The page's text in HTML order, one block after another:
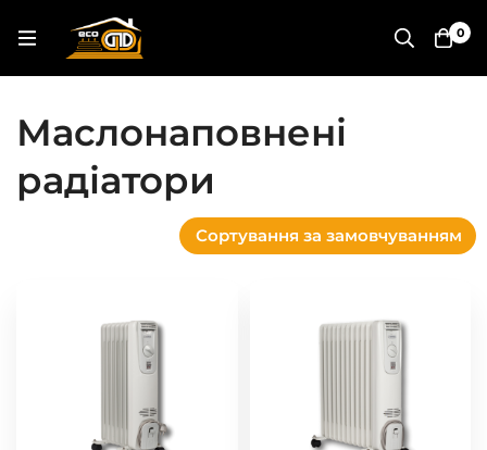
0
Маслонаповнені
радіатори
Сортування за замовчуванням